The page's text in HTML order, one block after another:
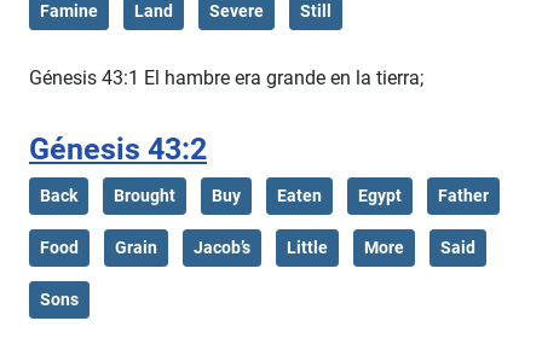
Famine Land Severe Still
Génesis 43:1 El hambre era grande en la tierra;
Génesis 43:2
Back Brought Buy Eaten Egypt Father
Food Grain Jacob’s Little More Said
Sons